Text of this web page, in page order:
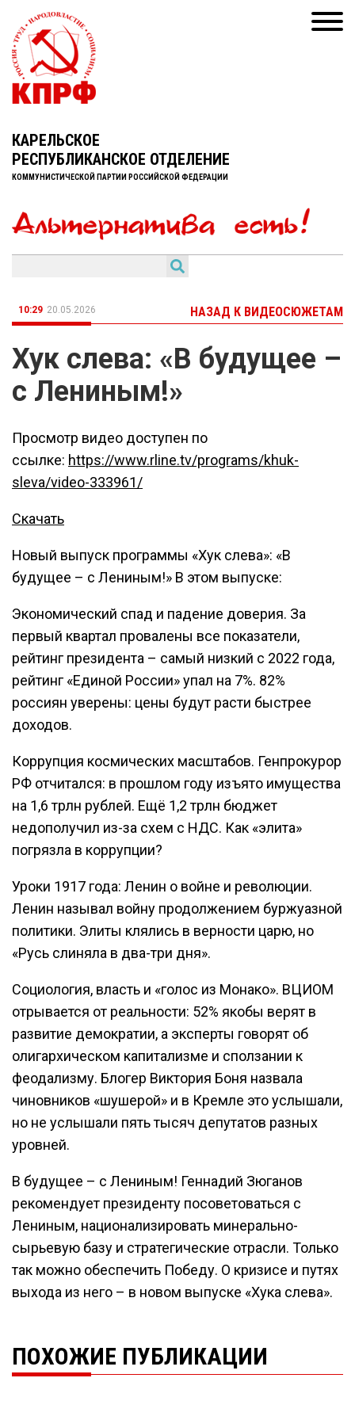
КАРЕЛЬСКОЕ
РЕСПУБЛИКАНСКОЕ ОТДЕЛЕНИЕ
КОММУНИСТИЧЕСКОЙ ПАРТИИ РОССИЙСКОЙ ФЕДЕРАЦИИ
10:29 20.05.2026 НАЗАД К ВИДЕОСЮЖЕТАМ
Хук слева: «В будущее –
с Лениным!»
Просмотр видео доступен по
ссылке: https://www.rline.tv/programs/khuk-
sleva/video-333961/
Скачать
Новый выпуск программы «Хук слева»: «В
будущее – с Лениным!» В этом выпуске:
Экономический спад и падение доверия. За
первый квартал провалены все показатели,
рейтинг президента – самый низкий с 2022 года,
рейтинг «Единой России» упал на 7%. 82%
россиян уверены: цены будут расти быстрее
доходов.
Коррупция космических масштабов. Генпрокурор
РФ отчитался: в прошлом году изъято имущества
на 1,6 трлн рублей. Ещё 1,2 трлн бюджет
недополучил из-за схем с НДС. Как «элита»
погрязла в коррупции?
Уроки 1917 года: Ленин о войне и революции.
Ленин называл войну продолжением буржуазной
политики. Элиты клялись в верности царю, но
«Русь слиняла в два-три дня».
Социология, власть и «голос из Монако». ВЦИОМ
отрывается от реальности: 52% якобы верят в
развитие демократии, а эксперты говорят об
олигархическом капитализме и сползании к
феодализму. Блогер Виктория Боня назвала
чиновников «шушерой» и в Кремле это услышали,
но не услышали пять тысяч депутатов разных
уровней.
В будущее – с Лениным! Геннадий Зюганов
рекомендует президенту посоветоваться с
Лениным, национализировать минерально-
сырьевую базу и стратегические отрасли. Только
так можно обеспечить Победу. О кризисе и путях
выхода из него – в новом выпуске «Хука слева».
ПОХОЖИЕ ПУБЛИКАЦИИ